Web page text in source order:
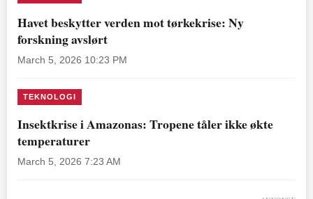
Havet beskytter verden mot tørkekrise: Ny
forskning avslørt
March 5, 2026 10:23 PM
TEKNOLOGI
Insektkrise i Amazonas: Tropene tåler ikke økte
temperaturer
March 5, 2026 7:23 AM